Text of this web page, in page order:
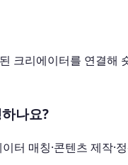
크리에이터를 연결해
나요?
터 매칭·콘텐츠 제작·